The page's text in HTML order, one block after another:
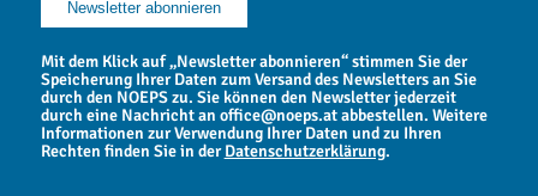
Mit dem Klick auf „Newsletter abonnieren“ stimmen Sie der
Speicherung Ihrer Daten zum Versand des Newsletters an Sie
durch den NOEPS zu. Sie können den Newsletter jederzeit
durch eine Nachricht an office@noeps.at abbestellen. Weitere
Informationen zur Verwendung Ihrer Daten und zu Ihren
Rechten finden Sie in derDatenschutzerklärung.